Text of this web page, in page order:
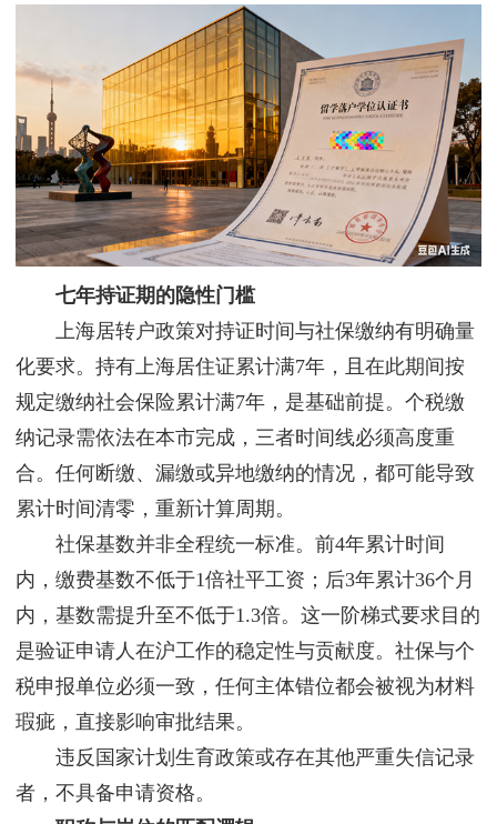
我
七年持证期的隐性门槛
上海居转户政策对持证时间与社保缴纳有明确量
化要求。持有上海居住证累计满7年，且在此期间按
规定缴纳社会保险累计满7年，是基础前提。个税缴
纳记录需依法在本市完成，三者时间线必须高度重
合。任何断缴、漏缴或异地缴纳的情况，都可能导致
累计时间清零，重新计算周期。
社保基数并非全程统一标准。前4年累计时间
内，缴费基数不低于1倍社平工资；后3年累计36个月
内，基数需提升至不低于1.3倍。这一阶梯式要求目的
是验证申请人在沪工作的稳定性与贡献度。社保与个
税申报单位必须一致，任何主体错位都会被视为材料
瑕疵，直接影响审批结果。
违反国家计划生育政策或存在其他严重失信记录
者，不具备申请资格。